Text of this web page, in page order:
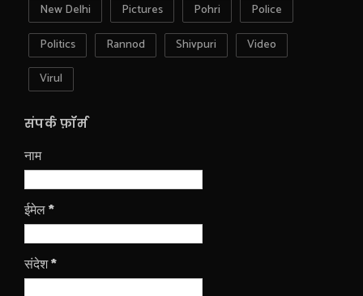
New Delhi
Pictures Pohri
Police
Politics
Rannod Shivpuri
Video
Virul
संपर्क फ़ॉर्म
नाम
ईमेल*
संदेश*